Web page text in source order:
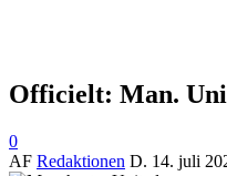
Officielt: Man.
0
AF Redaktionen D. 14. juli